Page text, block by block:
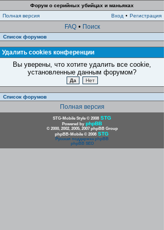
Форум о серийных убийцах и маньяках
Полная версия
Вход • Регистрация
FAQ • Поиск
Список форумов
Удалить cookies конференции
Вы уверены, что хотите удалить все cookie,
установленные данным форумом?
Список форумов
Полная версия
STG-Mobile Style © 2008 STG
Powered by phpBB
© 2000, 2002, 2005, 2007 phpBB Group
phpBB-Mobile © 2008 STG
Русская поддержка phpBB
phpBB SEO